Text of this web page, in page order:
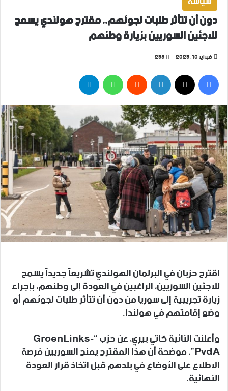
دون أن تتأثر طلبات لجوئهم.. مقترح هولندي يسمح
للاجئين السوريين بزيارة وطنهم
فبراير 10, 2025 258
فيسبوك‫X لينكدإن واتساب
اقترح حزبان في البرلمان الهولندي تشريعاً جديداً يسمح
للاجئين السوريين، الراغبين في العودة إلى وطنهم، بإجراء
زيارة تجريبية إلى سوريا من دون أن تتأثر طلبات لجوئهم أو
وضع إقامتهم في هولندا.
وأعلنت النائبة كاتي بيري، عن حزب “GroenLinks-
PvdA”، موضحة أن هذا المقترح يمنح السوريين فرصة
الاطلاع على الأوضاع في بلدهم قبل اتخاذ قرار العودة
النهائية.